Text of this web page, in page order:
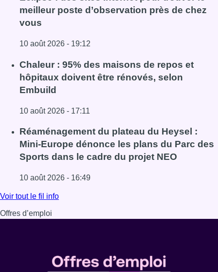
meilleur poste d’observation près de chez
vous
10 août 2026 - 19:12
Lire l'article Eclipse : des sites Internet pour trouver le
Chaleur : 95% des maisons de repos et
hôpitaux doivent être rénovés, selon
Embuild
10 août 2026 - 17:11
Lire l'article Chaleur : 95% des maisons de repos et
Réaménagement du plateau du Heysel :
Mini-Europe dénonce les plans du Parc des
Sports dans le cadre du projet NEO
10 août 2026 - 16:49
Lire l'article Réaménagement du plateau du Heysel :
Voir tout le fil info
Offres d’emploi